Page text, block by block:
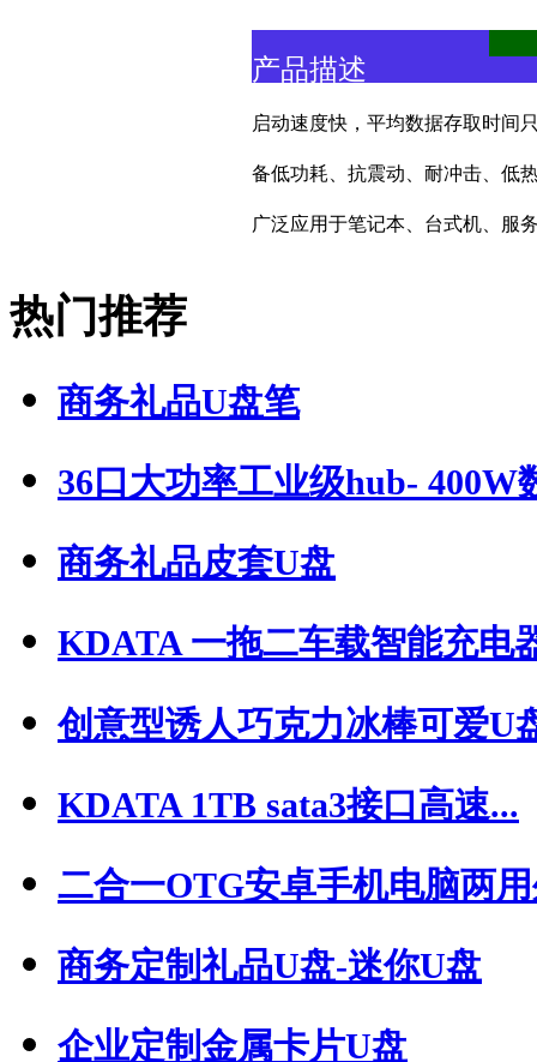
产品描述
启动速度快，平均数据存取时间
备低功耗、抗震动、耐冲击、低
广泛应用于笔记本、台式机、服
热门推荐
商务礼品U盘笔
36口大功率工业级hub- 400W
商务礼品皮套U盘
KDATA 一拖二车载智能充电
创意型诱人巧克力冰棒可爱U
KDATA 1TB sata3接口高速...
二合一OTG安卓手机电脑两
商务定制礼品U盘-迷你U盘
企业定制金属卡片U盘